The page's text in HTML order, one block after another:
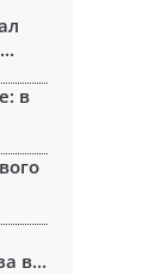
в
в...